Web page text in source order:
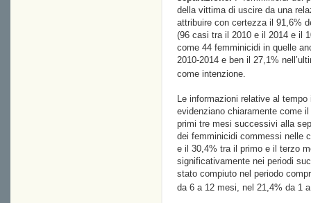
della vittima di uscire da una
attribuire con certezza il 91,6%
(96 casi tra il 2010 e il 2014 e il
come 44 femminicidi in quelle
2010-2014 e ben il 27,1%
come intenzione.
Le informazioni relative al
evidenziano chiaramente come
primi tre mesi successivi alla
dei femminicidi commessi nelle
e il 30,4% tra il primo e il terzo
significativamente nei periodi
stato compiuto nel periodo
da 6 a 12 mesi, nel 21,4% da 1